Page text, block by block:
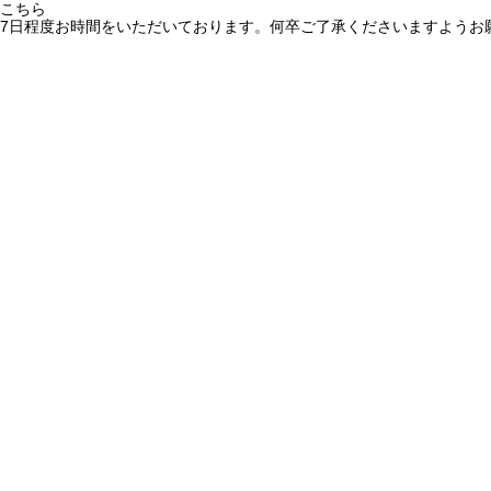
ちら
程度お時間をいただいております。何卒ご了承くださいますようお